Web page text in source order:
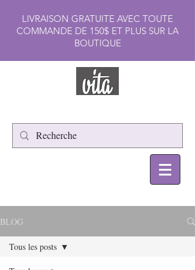
LIVRAISON GRATUITE AVEC TOUTE
COMMANDE DE 150$ ET PLUS SUR LA
BOUTIQUE
BLOG
Tous les posts